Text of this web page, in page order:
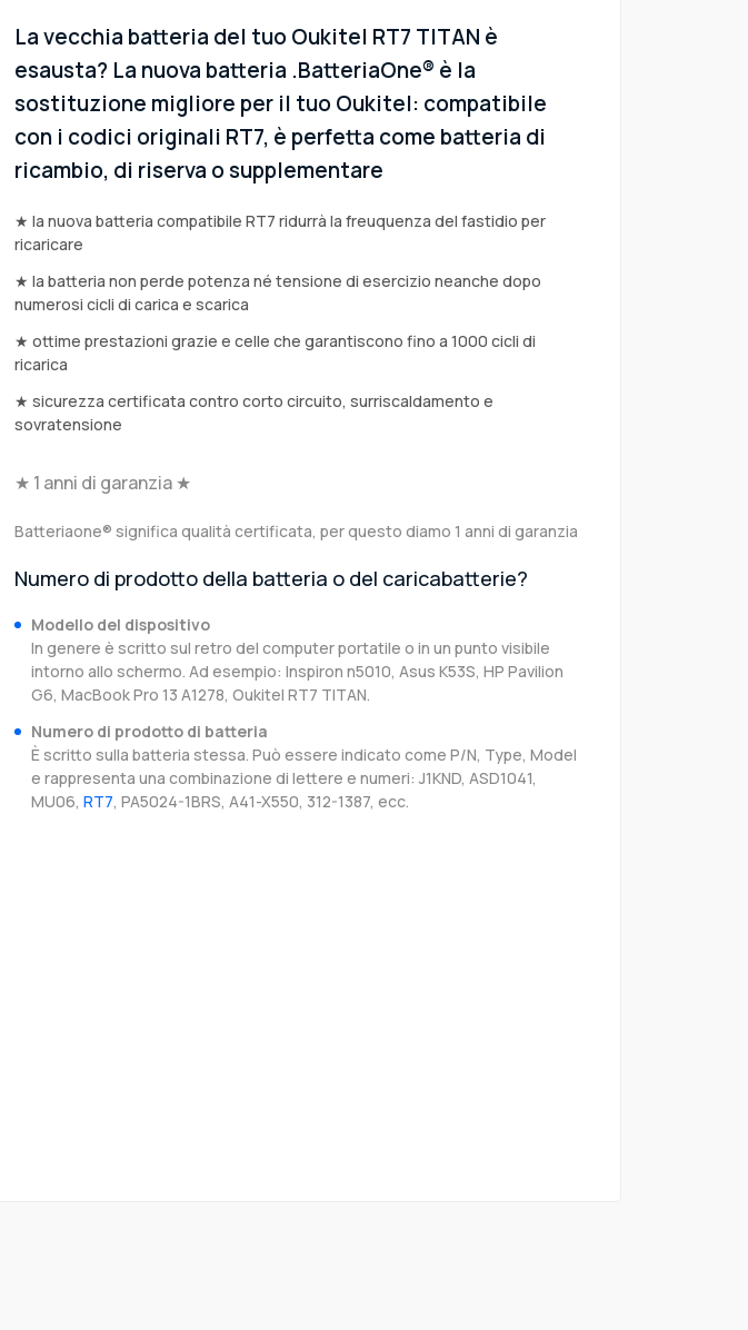
La vecchia batteria del tuo Oukitel RT7 TITAN è
esausta? La nuova batteria .BatteriaOne® è la
sostituzione migliore per il tuo Oukitel: compatibile
con i codici originali RT7, è perfetta come batteria di
ricambio, di riserva o supplementare
★ la nuova batteria compatibile RT7 ridurrà la freuquenza del fastidio per
ricaricare
★ la batteria non perde potenza né tensione di esercizio neanche dopo
numerosi cicli di carica e scarica
★ ottime prestazioni grazie e celle che garantiscono fino a 1000 cicli di
ricarica
★ sicurezza certificata contro corto circuito, surriscaldamento e
sovratensione
★ 1 anni di garanzia ★
Batteriaone® significa qualità certificata, per questo diamo 1 anni di garanzia
Numero di prodotto della batteria o del caricabatterie?
Modello del dispositivo
In genere è scritto sul retro del computer portatile o in un punto visibile
intorno allo schermo. Ad esempio: Inspiron n5010, Asus K53S, HP Pavilion
G6, MacBook Pro 13 A1278, Oukitel RT7 TITAN.
Numero di prodotto di batteria
È scritto sulla batteria stessa. Può essere indicato come P/N, Type, Model
e rappresenta una combinazione di lettere e numeri: J1KND, ASD1041,
MU06, RT7, PA5024-1BRS, A41-X550, 312-1387, ecc.